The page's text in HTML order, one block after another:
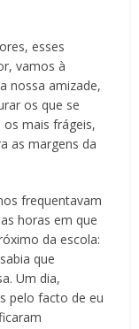
esses
vamos à
nossa amizade,
os que se
mais frágeis,
as margens da
frequentavam
horas em que
da escola:
que
Um dia,
pelo facto de eu